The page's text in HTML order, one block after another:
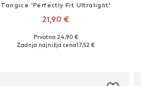
Tangice 'Perfectly Fit Ultralight'
21,90 €
Razpoložljive velikosti: XS, S, M, L, XL
Prvotno: 24,90 €
Zadnja najnižja cena17,52 €